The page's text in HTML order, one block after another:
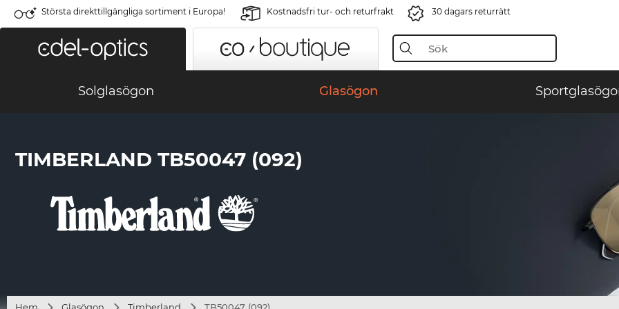
Största direkttillgängliga sortiment i Europa! Kostnadsfri tur- och returfrakt 30 dagars returrätt
Solglasögon Glasögon
TIMBERLAND TB50047 (092)